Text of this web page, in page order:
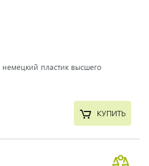
пластик высшего
КУПИТЬ